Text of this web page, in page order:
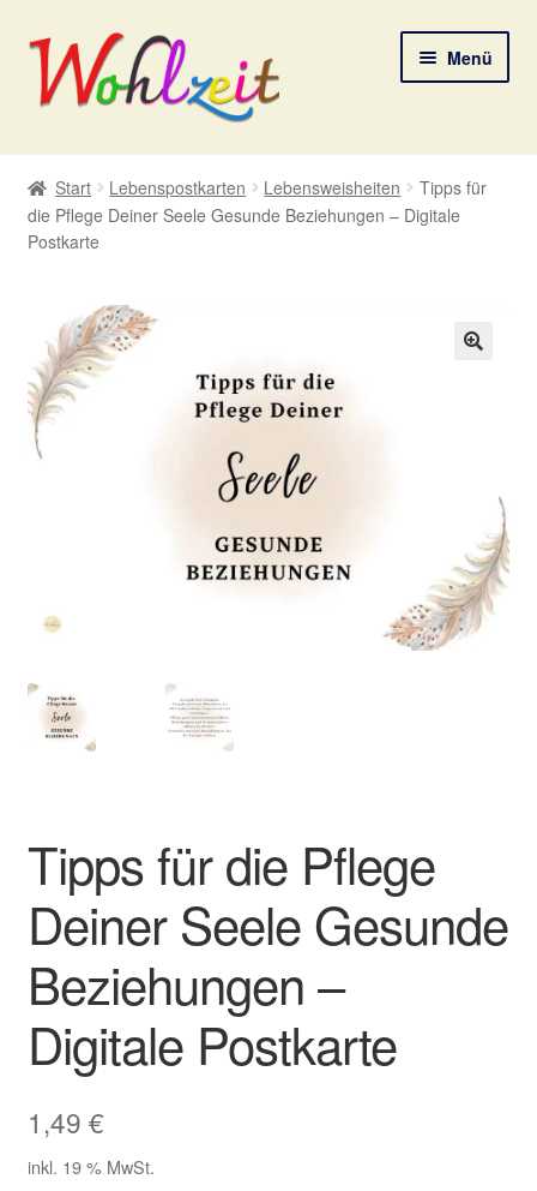
Zur
Navigation
springen
Zum
Inhalt
springen
Menü
Start
AGB
Deine Auswahl
Digitale Lebenspostkarten
Gutscheine und Aktionen
Mein Konto
Über Wohlzeit
Versandarten
Vertrag widerrufen
Widerrufsbelehrung
Zahlungsarten im Shop
Start Lebenspostkarten Lebensweisheiten
Tipps für
die Pflege Deiner Seele Gesunde Beziehungen – Digitale
Postkarte
Tipps für die Pflege
Deiner Seele Gesunde
Beziehungen –
Digitale Postkarte
1,49 €
inkl. 19 % MwSt.